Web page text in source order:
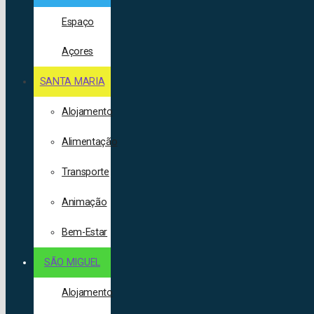
Espaço
Açores
SANTA MARIA
Alojamento
Alimentação
Transporte
Animação
Bem-Estar
SÃO MIGUEL
Alojamento